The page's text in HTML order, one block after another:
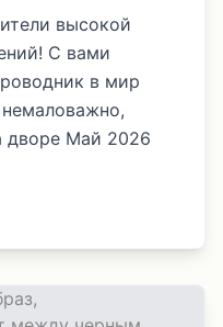
высокой
С вами
в мир
дворе Май 2026